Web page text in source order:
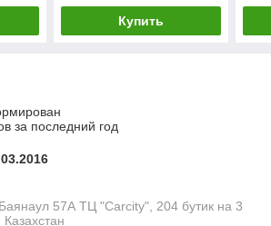
Купить
за последний год
57А ТЦ "Carcity", 204 бутик на 3